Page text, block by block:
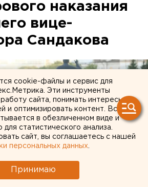
наказания
вице-
Сандакова
cookie-файлы и сервис для
Эти инструменты
сайта, понимать интересы
и оптимизировать контент. Вся
в обезличенном виде и
для статистического анализа.
сайт, вы соглашаетесь с нашей
персональных данных
Принимаю